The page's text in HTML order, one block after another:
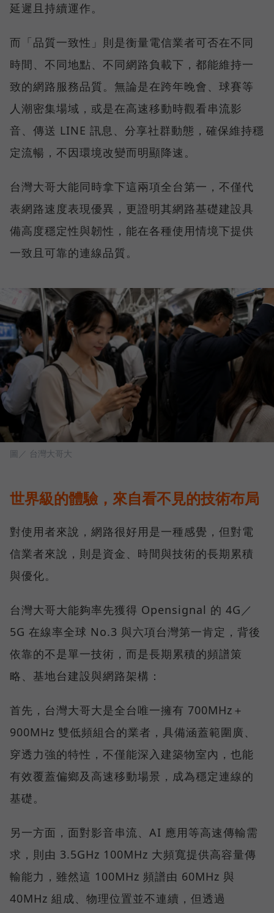
延遲且持續運作。
而「品質一致性」則是衡量電信業者可否在不同
時間、不同地點、不同網路負載下，都能維持一
致的網路服務品質。無論是在跨年晚會、球賽等
人潮密集場域，或是在高速移動時觀看串流影
音、傳送 LINE 訊息、分享社群動態，確保維持穩
定流暢，不因環境改變而明顯降速。
台灣大哥大能同時拿下這兩項全台第一，不僅代
表網路速度表現優異，更證明其網路基礎建設具
備高度穩定性與韌性，能在各種使用情境下提供
一致且可靠的連線品質。
圖／ 台灣大哥大
世界級的體驗，來自看不見的技術布局
對使用者來說，網路很好用是一種感覺，但對電
信業者來說，則是資金、時間與技術的長期累積
與優化。
台灣大哥大能夠率先獲得 Opensignal 的 4G／
5G 在線率全球 No.3 與六項台灣第一肯定，背後
依靠的不是單一技術，而是長期累積的頻譜策
略、基地台建設與網路架構：
首先，台灣大哥大是全台唯一擁有 700MHz＋
900MHz 雙低頻組合的業者，具備涵蓋範圍廣、
穿透力強的特性，不僅能深入建築物室內，也能
有效覆蓋偏鄉及高速移動場景，成為穩定連線的
基礎。
另一方面，面對影音串流、AI 應用等高速傳輸需
求，則由 3.5GHz 100MHz 大頻寬提供高容量傳
輸能力，雖然這 100MHz 頻譜由 60MHz 與
40MHz 組成、物理位置並不連續，但透過